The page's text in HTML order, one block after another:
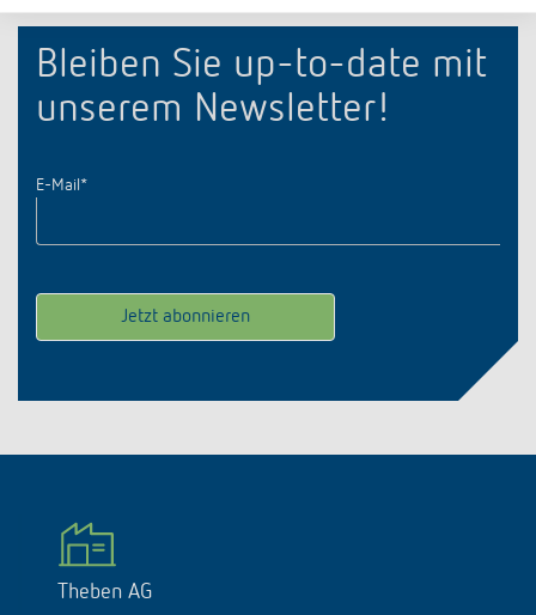
Bleiben Sie up-to-date mit
unserem Newsletter!
E-Mail *
Theben AG